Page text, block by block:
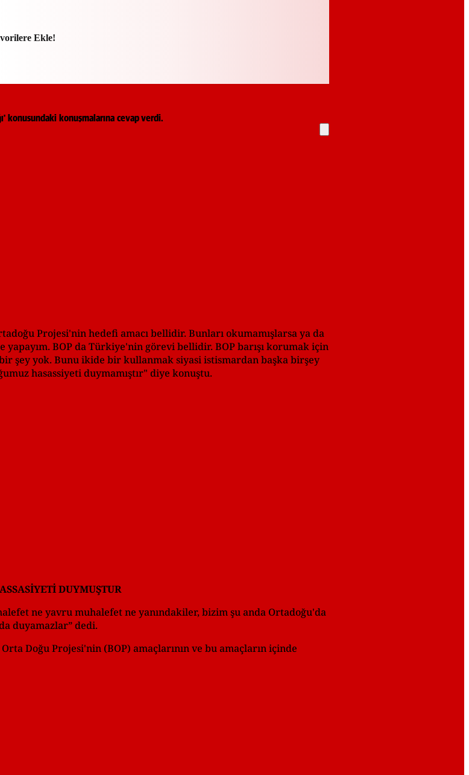
Ekle!
konusundaki konuşmalarına cevap verdi.
Projesi'nin hedefi amacı bellidir. Bunları okumamışlarsa ya da
BOP da Türkiye'nin görevi bellidir. BOP barışı korumak için
şey yok. Bunu ikide bir kullanmak siyasi istismardan başka birşey
hasassiyeti duymamıştır" diye konuştu.
DUYMUŞTUR
ne yavru muhalefet ne yanındakiler, bizim şu anda Ortadoğu'da
duyamazlar” dedi.
Doğu Projesi'nin (BOP) amaçlarının ve bu amaçların içinde